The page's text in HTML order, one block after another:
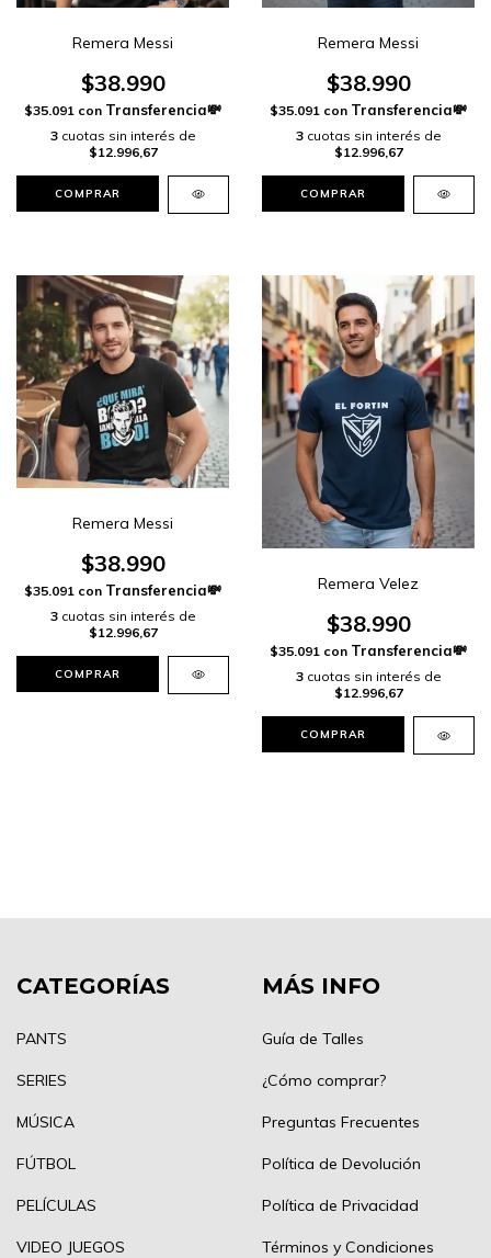
Remera Messi
$38.990
$35.091 con
3 cuotas sin interés de
$12.996,67
COMPRAR
Remera Messi
$38.990
$35.091 con
3 cuotas sin interés de
$12.996,67
COMPRAR
Remera Messi
$38.990
$35.091 con
3 cuotas sin interés de
$12.996,67
COMPRAR
Remera Velez
$38.990
$35.091 con
3 cuotas sin interés de
$12.996,67
COMPRAR
CATEGORÍAS
PANTS
SERIES
MÚSICA
FÚTBOL
PELÍCULAS
VIDEO JUEGOS
MÁS INFO
Guía de Talles
¿Cómo comprar?
Preguntas Frecuentes
Política de Devolución
Política de Privacidad
Términos y Condiciones